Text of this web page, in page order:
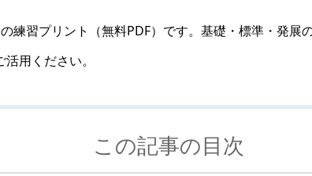
練習プリント（無料PDF）です。基礎・標準・発展
用ください。
この記事の目次